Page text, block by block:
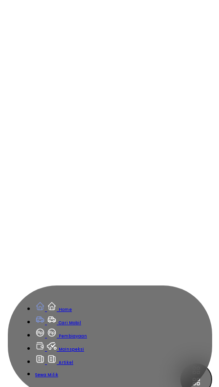
Home
Cari Mobil
Pembiayaan
MoInspeksi
Artikel
Sewa Milik